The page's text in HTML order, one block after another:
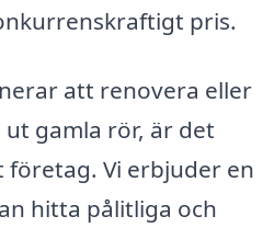
pris.
att renovera eller
gamla rör, är det
Vi erbjuder en
hitta pålitliga och